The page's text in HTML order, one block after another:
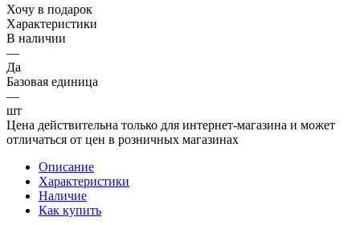
Хочу в подарок
Характеристики
В наличии
—
Да
Базовая единица
—
шт
Цена действительна только для интернет-магазина и может
отличаться от цен в розничных магазинах
Описание
Характеристики
Наличие
Как купить